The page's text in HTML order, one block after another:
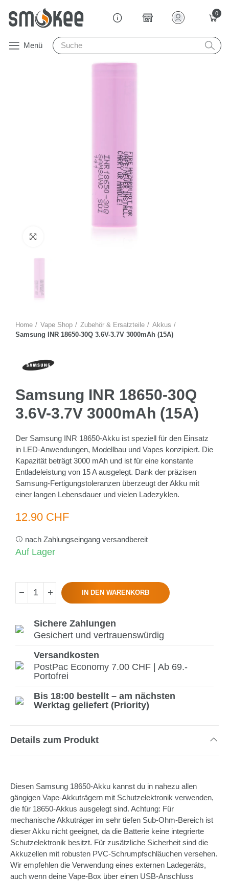
0
Menü
Home Vape Shop Zubehör & Ersatzteile
Akkus
Samsung INR 18650-30Q 3.6V-3.7V 3000mAh (15A)
Samsung INR 18650-30Q
3.6V-3.7V 3000mAh (15A)
Der Samsung INR 18650-Akku ist speziell für den Einsatz
in LED-Anwendungen, Modellbau und Vapes konzipiert. Die
Kapazität beträgt 3000 mAh und ist für eine konstante
Entladeleistung von 15 A ausgelegt. Dank der präzisen
Samsung-Fertigungstoleranzen überzeugt der Akku mit
einer langen Lebensdauer und vielen Ladezyklen.
12.90 CHF
nach Zahlungseingang versandbereit
Auf Lager
IN DEN WARENKORB
Sichere Zahlungen
Gesichert und vertrauenswürdig
Versandkosten
PostPac Economy 7.00 CHF | Ab 69.-
Portofrei
Bis 18:00 bestellt – am nächsten
Werktag geliefert (Priority)
Details zum Produkt
Diesen Samsung 18650-Akku kannst du in nahezu allen
gängigen Vape-Akkuträgern mit Schutzelektronik verwenden,
die für 18650-Akkus ausgelegt sind. Achtung: Für
mechanische Akkuträger im sehr tiefen Sub-Ohm-Bereich ist
dieser Akku nicht geeignet, da die Batterie keine integrierte
Schutzelektronik besitzt. Für zusätzliche Sicherheit sind die
Akkuzellen mit robusten PVC-Schrumpfschläuchen versehen.
Wir empfehlen die Verwendung eines externen Ladegeräts,
auch wenn deine Vape-Box über einen USB-Anschluss